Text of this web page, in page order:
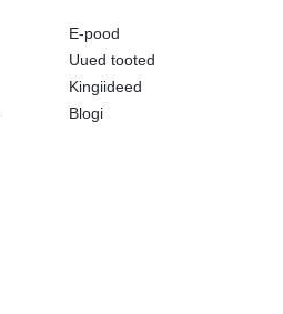
E-pood
Uued tooted
Kingiideed
Blogi